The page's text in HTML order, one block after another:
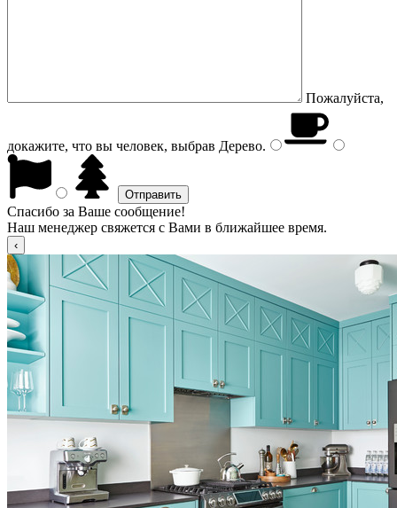
Пожалуйста,
докажите, что вы человек, выбрав Дерево.
Спасибо за Ваше сообщение!
Наш менеджер свяжется с Вами в ближайшее время.